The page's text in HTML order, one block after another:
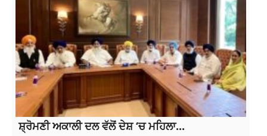
ਸ਼੍ਰੋਮਣੀ ਅਕਾਲੀ ਦਲ ਵੱਲੋਂ ਦੇਸ਼ ‘ਚ ਮਹਿਲਾ...